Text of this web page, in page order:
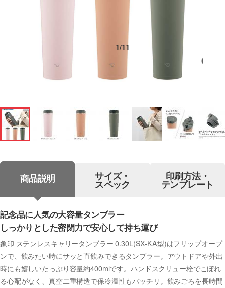
1/11
商品説明 サイズ・
スペック
印刷方法・
テンプレート
記念品に人気の大容量タンブラー
しっかりとした密閉力で安心して持ち運び
象印 ステンレスキャリータンブラー 0.30L(SX-KA型)はフリップオープ
ンで、飲みたい時にサッと直飲みできるタンブラー。アウトドアや外出
時にも嬉しいたっぷり容量約400mlです。ハンドスクリュー栓でこぼれ
る心配がなく、真空二重構造で保冷温性もバッチリ。飲みごろを長時間